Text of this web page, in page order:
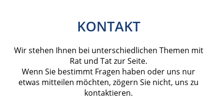
KONTAKT
Wir stehen Ihnen bei unterschiedlichen Themen mit
Rat und Tat zur Seite.
Wenn Sie bestimmt Fragen haben oder uns nur
etwas mitteilen möchten, zögern Sie nicht, uns zu
kontaktieren.